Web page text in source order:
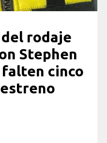
rodaje
Stephen
falten cinco